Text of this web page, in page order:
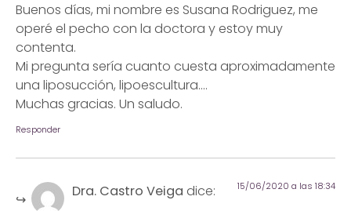
Buenos días, mi nombre es Susana Rodriguez, me
operé el pecho con la doctora y estoy muy
contenta.
Mi pregunta sería cuanto cuesta aproximadamente
una liposucción, lipoescultura….
Muchas gracias. Un saludo.
Responder
Dra. Castro Veiga dice: 15/06/2020 a las 18:34